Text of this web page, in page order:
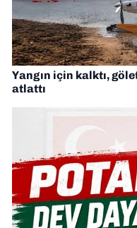
Yangın için kalktı,
atlattı